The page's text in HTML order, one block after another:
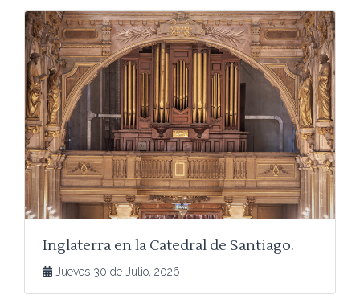
Inglaterra en la Catedral de Santiago.
Jueves 30 de Julio, 2026